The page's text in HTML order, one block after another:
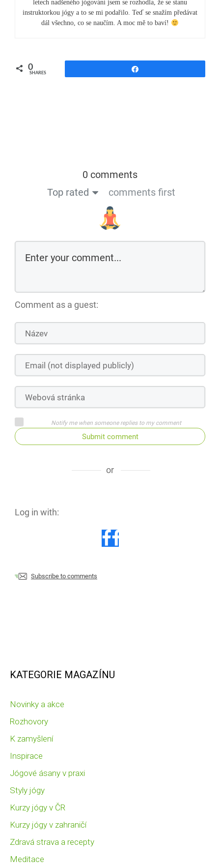
letech nadšeného jógování jsem se rozhodla, že se stanu
instruktorkou jógy a to se mi podařilo. Teď se snažím předávat
dál všechno, co se naučím. A moc mě to baví!
0
SHARES
0 comments
Top rated
comments first
Comment as a guest:
Notify me when someone replies to my comment
Submit comment
or
Log in with:
Subscribe to comments
KATEGORIE MAGAZÍNU
Novinky a akce
Rozhovory
K zamyšlení
Inspirace
Jógové ásany v praxi
Styly jógy
Kurzy jógy v ČR
Kurzy jógy v zahraničí
Zdravá strava a recepty
Meditace